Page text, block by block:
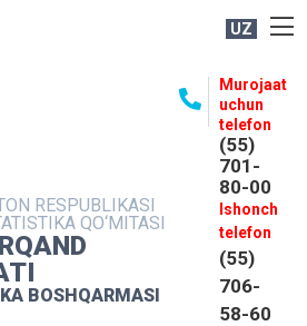
UZ
RESPUBLIKASI
QO‘MITASI
BOSHQARMASI
Murojaat
uchun
telefon
(55)
701-
80-00
Ishonch
telefon
(55)
706-
58-60
XIZMATI
MUROJAATLAR
KONTAKTLAR